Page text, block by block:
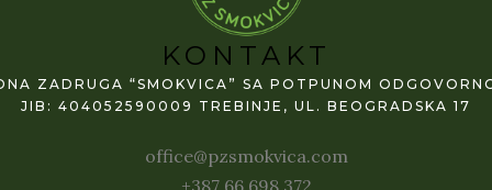
KONTAKT
ZADRUGA “SMOKVICA” SA POTPUNOM
JIB: 404052590009 TREBINJE, UL. BEOGRADSKA 17
office@pzsmokvica.com
+387 66 698 372